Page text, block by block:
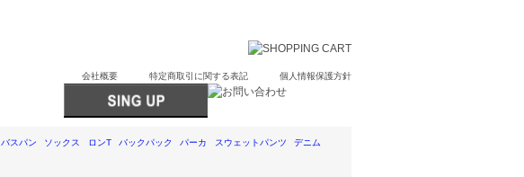
会社概要 特定商取引に関する表記 個人情報保護方針
バスパン ソックス ロンT バックパック パーカ スウェットパンツ デニム